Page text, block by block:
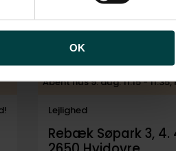
OK
Åbent hus 9. aug. 11.15 -
Lejlighed
Rebæk Søpark 3, 4.